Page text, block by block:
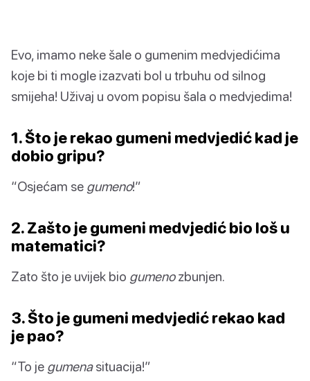
Evo, imamo neke šale o gumenim medvjedićima
koje bi ti mogle izazvati bol u trbuhu od silnog
smijeha! Uživaj u ovom popisu šala o medvjedima!
1. Što je rekao gumeni medvjedić kad je
dobio gripu?
“Osjećam se gumeno!”
2. Zašto je gumeni medvjedić bio loš u
matematici?
Zato što je uvijek bio gumenozbunjen.
3. Što je gumeni medvjedić rekao kad
je pao?
“To je gumenasituacija!”